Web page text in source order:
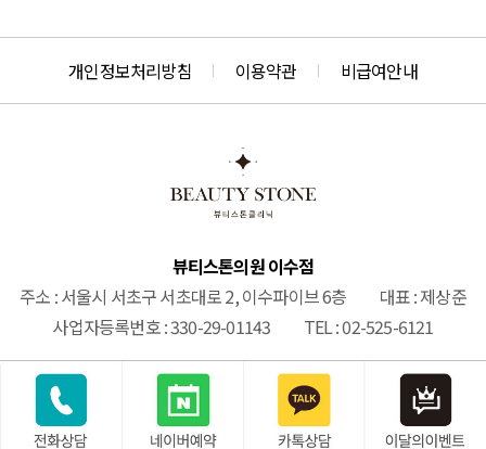
개인정보처리방침 이용약관 비급여안내
뷰티스톤의원 이수점
주소 서울시 서초구 서초대로 2, 이수파이브 6층 대표 제상준
사업자등록번호 330-29-01143 TEL 02-525-6121
COPYRIGHT © BEAUTY STONE CLINIC
ALL RIGHTS RESERVED. Made By 유어데브.